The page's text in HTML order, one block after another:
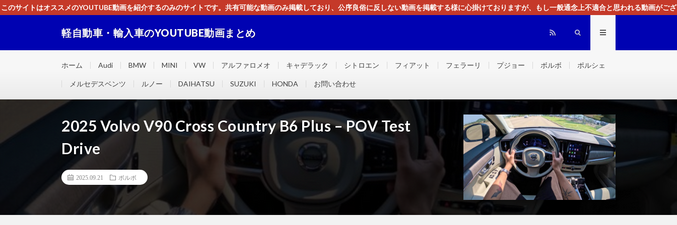
このサイトはオススメのYOUTUBE動画を紹介するのみのサイトです。共有可能な動画のみ掲載しており、公序良俗に反しない動画を掲載する様に心掛けておりますが、もし一般通念上不適合と思われる動画がござ
軽自動車・輸入車のYOUTUBE動画まとめ
ホーム Audi BMW MINI VW アルファロメオ キャデラック シトロエン フィアット フェラーリ プジョー ボルボ ポルシェ
メルセデスベンツ ルノー DAIHATSU SUZUKI HONDA お問い合わせ
2025 Volvo V90 Cross Country B6 Plus – POV Test
Drive
2025.09.21 ボルボ